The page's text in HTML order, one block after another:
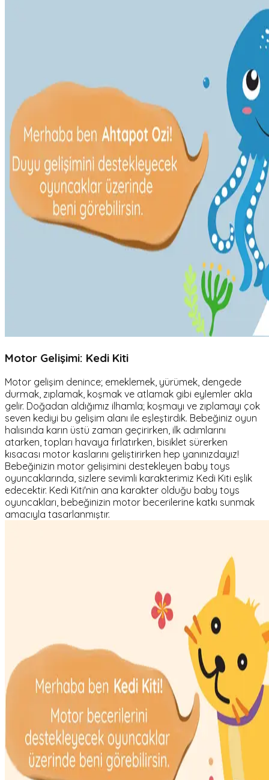
Motor Gelişimi: Kedi Kiti
Motor gelişim denince; emeklemek, yürümek, dengede
durmak, zıplamak, koşmak ve atlamak gibi eylemler akla
gelir. Doğadan aldığımız ilhamla; koşmayı ve zıplamayı çok
seven kediyi bu gelişim alanı ile eşleştirdik. Bebeğiniz oyun
halısında karın üstü zaman geçirirken, ilk adımlarını
atarken, topları havaya fırlatırken, bisiklet sürerken
kısacası motor kaslarını geliştirirken hep yanınızdayız!
Bebeğinizin motor gelişimini destekleyen baby toys
oyuncaklarında, sizlere sevimli karakterimiz Kedi Kiti eşlik
edecektir. Kedi Kiti'nin ana karakter olduğu baby toys
oyuncakları, bebeğinizin motor becerilerine katkı sunmak
amacıyla tasarlanmıştır.